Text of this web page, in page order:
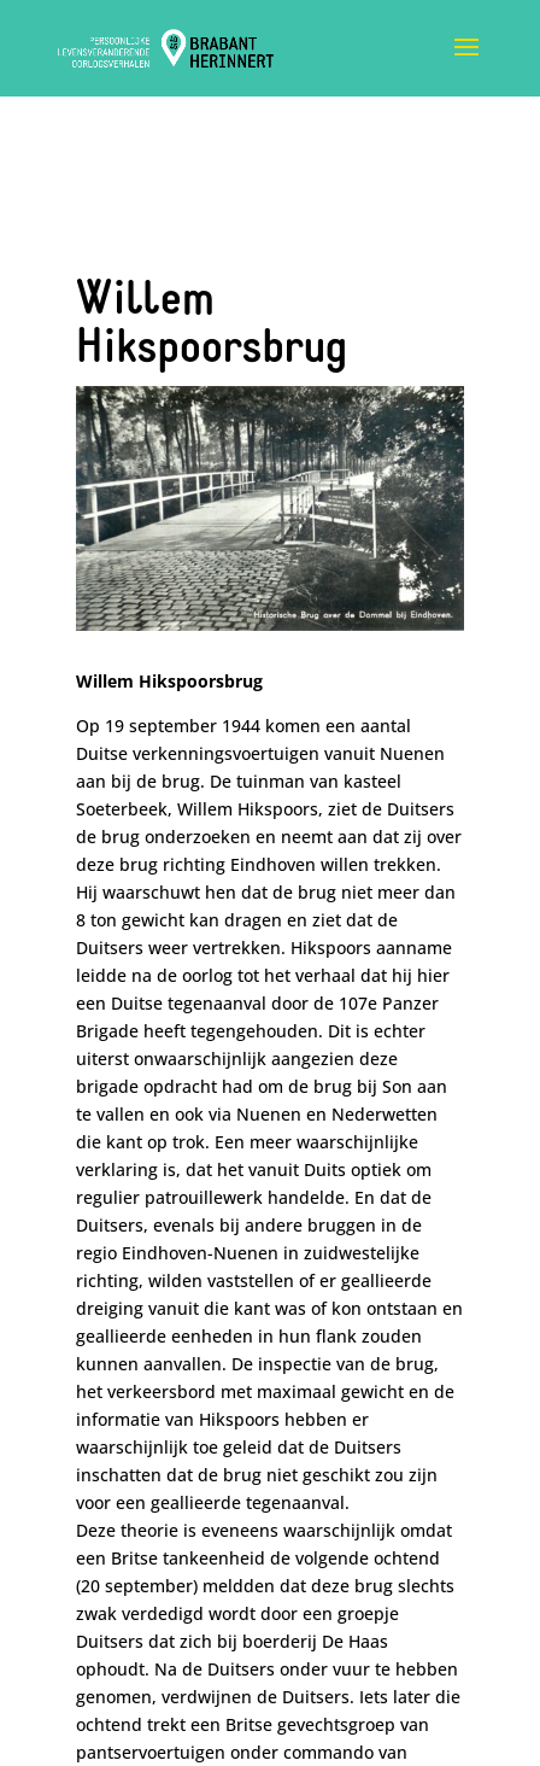
Willem
Hikspoorsbrug
Willem Hikspoorsbrug
Op 19 september 1944 komen een aantal
Duitse verkenningsvoertuigen vanuit Nuenen
aan bij de brug. De tuinman van kasteel
Soeterbeek, Willem Hikspoors, ziet de Duitsers
de brug onderzoeken en neemt aan dat zij over
deze brug richting Eindhoven willen trekken.
Hij waarschuwt hen dat de brug niet meer dan
8 ton gewicht kan dragen en ziet dat de
Duitsers weer vertrekken. Hikspoors aanname
leidde na de oorlog tot het verhaal dat hij hier
een Duitse tegenaanval door de 107e Panzer
Brigade heeft tegengehouden. Dit is echter
uiterst onwaarschijnlijk aangezien deze
brigade opdracht had om de brug bij Son aan
te vallen en ook via Nuenen en Nederwetten
die kant op trok. Een meer waarschijnlijke
verklaring is, dat het vanuit Duits optiek om
regulier patrouillewerk handelde. En dat de
Duitsers, evenals bij andere bruggen in de
regio Eindhoven-Nuenen in zuidwestelijke
richting, wilden vaststellen of er geallieerde
dreiging vanuit die kant was of kon ontstaan en
geallieerde eenheden in hun flank zouden
kunnen aanvallen. De inspectie van de brug,
het verkeersbord met maximaal gewicht en de
informatie van Hikspoors hebben er
waarschijnlijk toe geleid dat de Duitsers
inschatten dat de brug niet geschikt zou zijn
voor een geallieerde tegenaanval.
Deze theorie is eveneens waarschijnlijk omdat
een Britse tankeenheid de volgende ochtend
(20 september) meldden dat deze brug slechts
zwak verdedigd wordt door een groepje
Duitsers dat zich bij boerderij De Haas
ophoudt. Na de Duitsers onder vuur te hebben
genomen, verdwijnen de Duitsers. Iets later die
ochtend trekt een Britse gevechtsgroep van
pantservoertuigen onder commando van